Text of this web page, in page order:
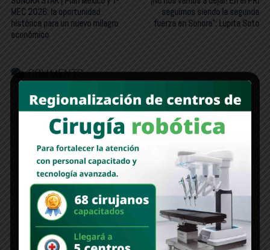
MEC 2026: la oportunidad
histórica para un nuevo milagro
económico
seguimos siendo la segunda
fuerza en Sonora”: Lupita Soto
COMMENTS
WORDPRESS:0 FACEBOOK:
DISQUS:
Deja un comentario
Lo siento, debes estar para publicar un comentario.
Edición 1312